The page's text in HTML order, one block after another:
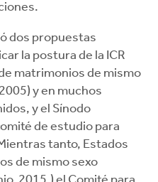
dos propuestas
la postura de la ICR
matrimonios de mismo
y en muchos
y el Sínodo
de estudio para
tanto, Estados
de mismo sexo